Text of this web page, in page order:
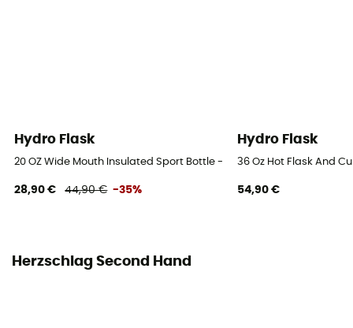
Hydro Flask
20 OZ Wide Mouth Insulated Sport Bottle - Isolierflasche
28,90 € 44,90 € -35%
Hydro Flask
36 Oz Hot Flask And
54,90 €
Herzschlag Second Hand